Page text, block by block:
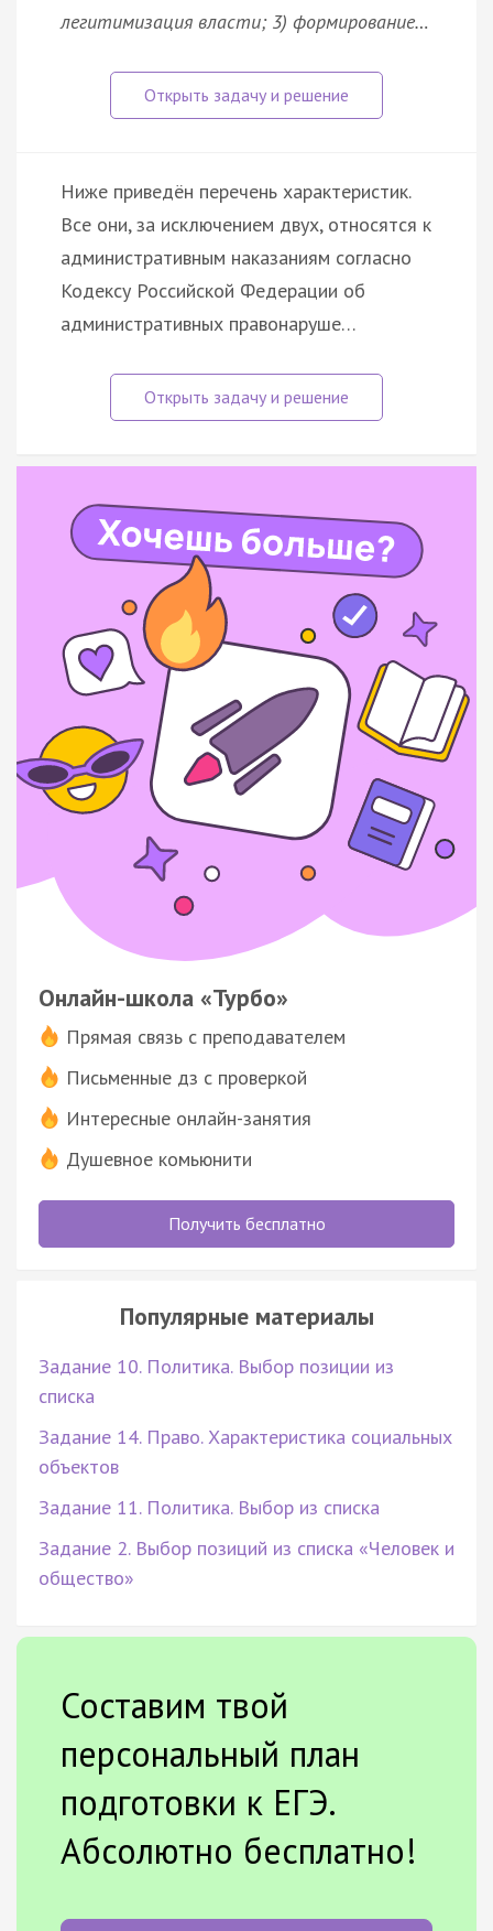
легитимизация власти; 3) формирование…
Ниже приведён перечень характеристик.
Все они, за исключением двух, относятся к
административным наказаниям согласно
Кодексу Российской Федерации об
административных правонаруше…
Онлайн-школа «Турбо»
Прямая связь с преподавателем
Письменные дз с проверкой
Интересные онлайн-занятия
Душевное комьюнити
Получить бесплатно
Популярные материалы
Задание 10. Политика. Выбор позиции из
списка
Задание 14. Право. Характеристика социальных
объектов
Задание 11. Политика. Выбор из списка
Задание 2. Выбор позиций из списка «Человек и
общество»
Составим твой
персональный план
подготовки к ЕГЭ.
Абсолютно бесплатно!